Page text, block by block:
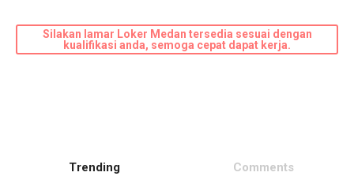
Silakan lamar Loker Medan tersedia sesuai dengan
kualifikasi anda, semoga cepat dapat kerja.
Trending Comments